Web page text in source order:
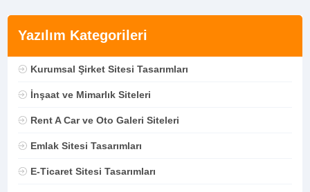
Yazılım Kategorileri
Kurumsal Şirket Sitesi Tasarımları
İnşaat ve Mimarlık Siteleri
Rent A Car ve Oto Galeri Siteleri
Emlak Sitesi Tasarımları
E-Ticaret Sitesi Tasarımları